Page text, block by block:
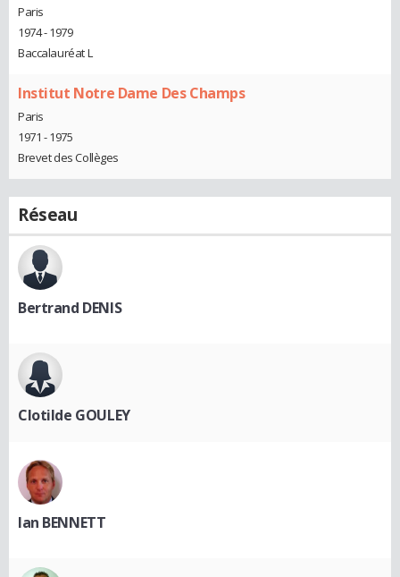
Paris
1974 - 1979
Baccalauréat L
Institut Notre Dame Des Champs
Paris
1971 - 1975
Brevet des Collèges
Réseau
Bertrand DENIS
Clotilde GOULEY
Ian BENNETT